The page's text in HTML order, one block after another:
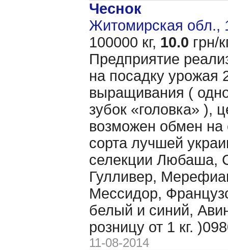
Чеснок
Житомирская обл.,
100000 кг, 10.0 грн/
Предприятие
на посадку урожая
выращивания (
зубок «головка» ),
возможен обмен на
сорта лучшей
селекции Любаша,
Гулливер,
Мессидор,
белый и синий,
розницу от 1 кг.
11-08-2014